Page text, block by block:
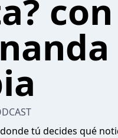
con
tú decides qué